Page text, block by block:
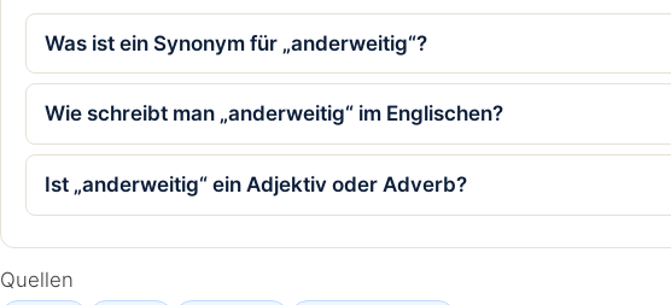
Was ist ein Synonym für „anderweitig“?
Wie schreibt man „anderweitig“ im Englischen?
Ist „anderweitig“ ein Adjektiv oder Adverb?
Quellen